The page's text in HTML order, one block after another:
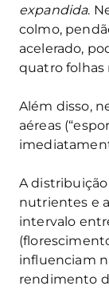
expandida.
colmo,
acelerado,
quatro folhas
Além disso,
aéreas
A
nutrientes e
intervalo
influenciam
rendimento